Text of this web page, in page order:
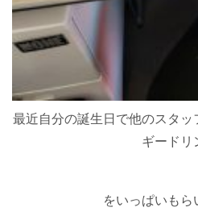
最近自分の誕生日で他のスタ
ギードリ
をいっぱいもら